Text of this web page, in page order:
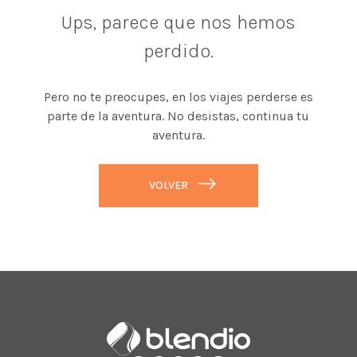
Ups, parece que nos hemos
perdido.
Pero no te preocupes, en los viajes perderse es
parte de la aventura. No desistas, continua tu
aventura.
VOLVER